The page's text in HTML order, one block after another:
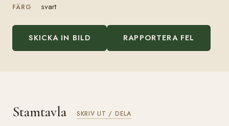
FÄRG svart
SKICKA IN BILD RAPPORTERA FEL
Stamtavla SKRIV UT / DELA